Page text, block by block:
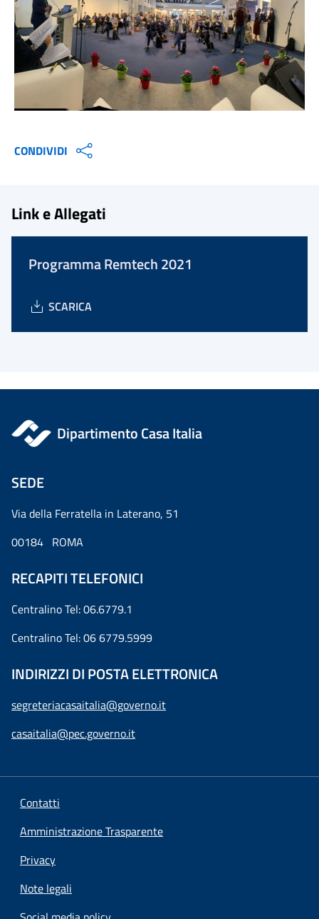
CONDIVIDI
Link e Allegati
Programma Remtech 2021
SCARICA
Dipartimento Casa Italia
SEDE
Via della Ferratella in Laterano, 51
00184 ROMA
RECAPITI TELEFONICI
Centralino Tel: 06.6779.1
Centralino Tel: 06 6779.5999
INDIRIZZI DI POSTA ELETTRONICA
segreteriacasaitalia@governo.it
casaitalia@pec.governo.it
Contatti
Amministrazione Trasparente
Privacy
Note legali